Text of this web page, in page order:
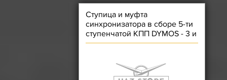
Ступица и муфта
синхронизатора в сборе 5-ти
ступенчатой КПП DYMOS - 3 и
4 передачи Уценка